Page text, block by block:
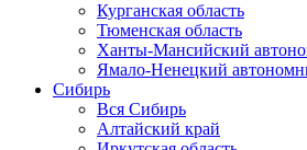
Курганская область
Тюменская область
Ханты-Мансийский
Ямало-Ненецкий
Сибирь
Вся Сибирь
Алтайский край